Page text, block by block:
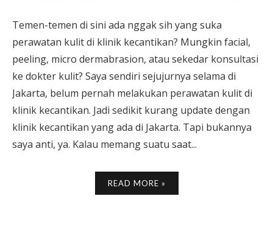
Temen-temen di sini ada nggak sih yang suka
perawatan kulit di klinik kecantikan? Mungkin facial,
peeling, micro dermabrasion, atau sekedar konsultasi
ke dokter kulit? Saya sendiri sejujurnya selama di
Jakarta, belum pernah melakukan perawatan kulit di
klinik kecantikan. Jadi sedikit kurang update dengan
klinik kecantikan yang ada di Jakarta. Tapi bukannya
saya anti, ya. Kalau memang suatu saat...
READ MORE »